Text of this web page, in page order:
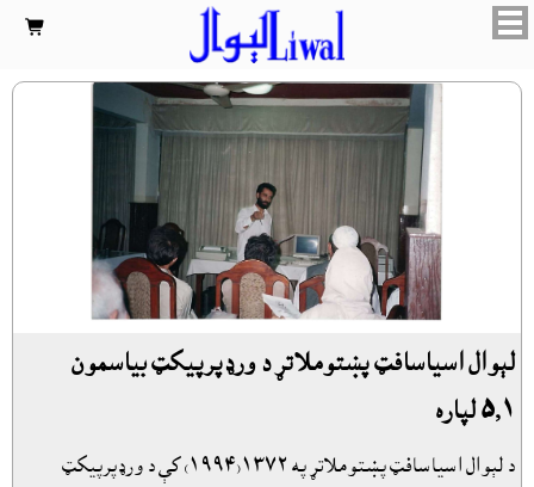

لېوال اسياسافټ پښتوملاتړ د ورډپرپيکټ بياسمون
٥٫١ لپاره
د لېوال اسياسافټ پښتوملاتړ په ١٣٧٢(١٩٩٤) کې د ورډپرپيکټ